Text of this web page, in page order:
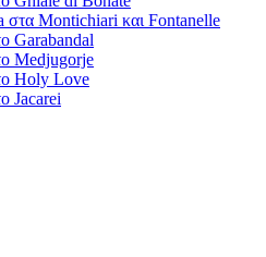
στα Montichiari και Fontanelle
Garabandal
Medjugorje
Holy Love
Jacarei